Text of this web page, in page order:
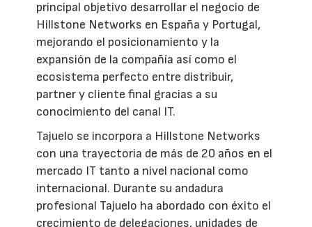
principal objetivo desarrollar el negocio de
Hillstone Networks en España y Portugal,
mejorando el posicionamiento y la
expansión de la compañía así como el
ecosistema perfecto entre distribuir,
partner y cliente final gracias a su
conocimiento del canal IT.
Tajuelo se incorpora a Hillstone Networks
con una trayectoria de más de 20 años en el
mercado IT tanto a nivel nacional como
internacional. Durante su andadura
profesional Tajuelo ha abordado con éxito el
crecimiento de delegaciones, unidades de